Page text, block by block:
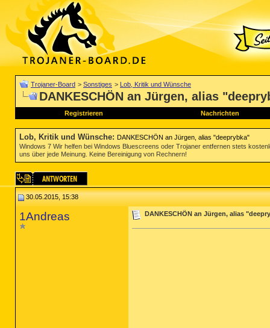
Trojaner-Board > Sonstiges > Lob, Kritik und Wünsche
DANKESCHÖN an Jürgen, alias
Registrieren Nachrichten
Lob, Kritik und Wünsche: DANKESCHÖN an Jürgen, alias "deeprybka"
Windows 7 Wir helfen bei Windows Bluescreens oder Trojaner entfernen stets
uns über jede Meinung. Keine Bereinigung von Rechnern!
30.05.2015, 15:38
1Andreas DANKESCHÖN an Jürgen, alias